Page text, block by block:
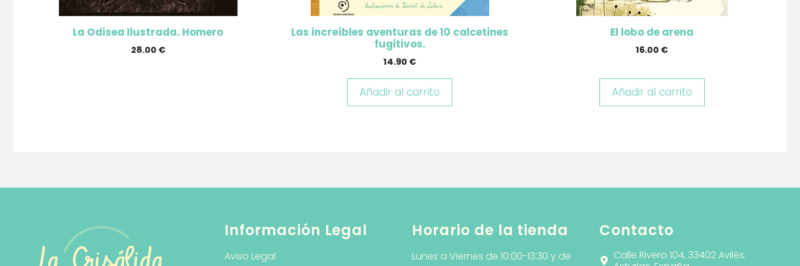
La Odisea Ilustrada. Homero
28.00 €
Las increíbles aventuras de 10 calcetines
fugitivos.
14.90 €
Añadir al carrito
El lobo de arena
16.00 €
Añadir al carrito
Información Legal
Aviso Legal
Horario de la tienda
Lunes a Viernes de 10:00-13:30 y de
Contacto
Calle Rivero 104, 33402 Avilés.